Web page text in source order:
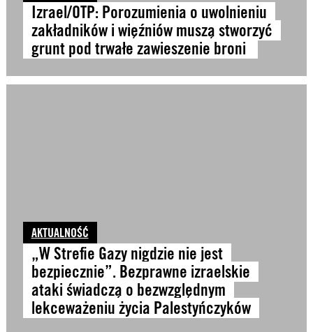
Izrael/OTP: Porozumienia o uwolnieniu
zakładników i więźniów muszą stworzyć
grunt pod trwałe zawieszenie broni
AKTUALNOŚĆ
„W Strefie Gazy nigdzie nie jest
bezpiecznie”. Bezprawne izraelskie
ataki świadczą o bezwzględnym
lekceważeniu życia Palestyńczyków